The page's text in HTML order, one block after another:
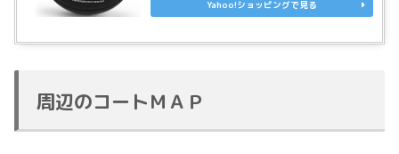
Yahoo!ショッピングで見る
周辺のコートＭＡＰ